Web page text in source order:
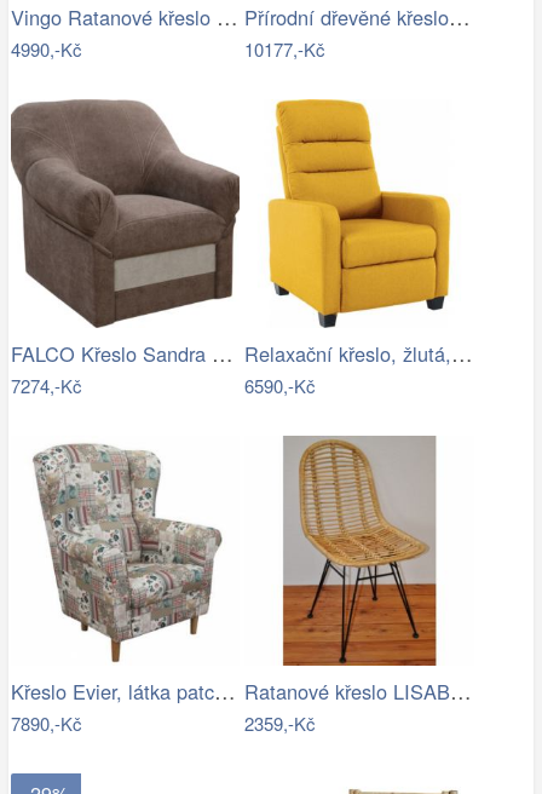
Vingo Ratanové křeslo s polstrem – šedé…
4990,-Kč
Přírodní dřevěné křeslo s výpletem…
10177,-Kč
FALCO Křeslo Sandra Aston 3/2 hnědá Mdum
7274,-Kč
Relaxační křeslo, žlutá, TURNER Mdum
6590,-Kč
Křeslo Evier, látka patchwork Viorica 1
7890,-Kč
Ratanové křeslo LISABON - světlé
2359,-Kč